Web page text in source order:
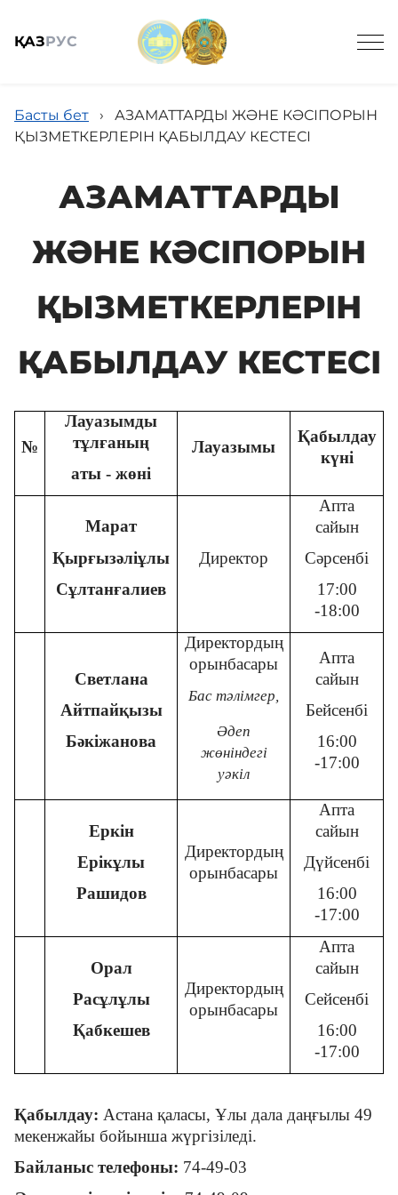
ҚАЗРУС
Жалпы мәлімет
Кадрлық қамтамасыз ету
Қызметтер
Байланыс
Азаматтарды және қызметкерлерді қабылдау
Адалдық алаңы
Нашар көретіндерге
арналған нұсқа
Басты бет ›
АЗАМАТТАРДЫ ЖӘНЕ КӘСІПОРЫН
ҚЫЗМЕТКЕРЛЕРІН ҚАБЫЛДАУ КЕСТЕСІ
АЗАМАТТАРДЫ
ЖӘНЕ КӘСІПОРЫН
ҚЫЗМЕТКЕРЛЕРІН
ҚАБЫЛДАУ КЕСТЕСІ
№
Лауазымды
тұлғаның
аты - жөні
Лауазымы
Қабылдау
күні
Марат
Қырғызәліұлы
Сұлтанғалиев
Директор
Апта
сайын
Сәрсенбі
17:00
-18:00
Светлана
Айтпайқызы
Бәкіжанова
Директордың
орынбасары
Бас тәлімгер,
Әдеп
жөнiндегi
уәкiл
Апта
сайын
Бейсенбі
16:00
-17:00
Еркін
Ерікұлы
Рашидов
Директордың
орынбасары
Апта
сайын
Дүйсенбі
16:00
-17:00
Орал
Расұлұлы
Қабкешев
Директордың
орынбасары
Апта
сайын
Сейсенбі
16:00
-17:00
Қабылдау: Астана қаласы, Ұлы дала даңғылы 49
мекенжайы бойынша жүргізіледі.
Байланыс телефоны: 74-49-03